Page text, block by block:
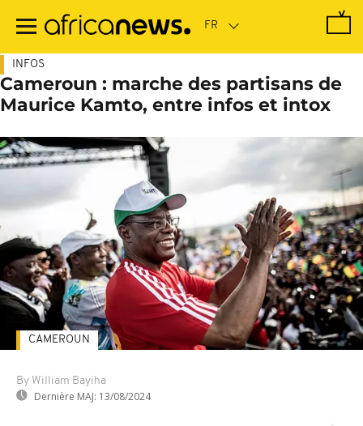
contenu
INFOS
Cameroun : marche des partisans de
Maurice Kamto, entre infos et intox
By William Bayiha
Dernière MAJ: 13/08/2024
CAMEROUN